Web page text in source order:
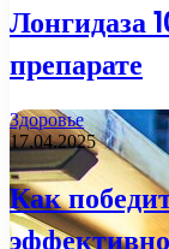
Лонгидаза
препарате
Здоровье
17.04.2025
Как